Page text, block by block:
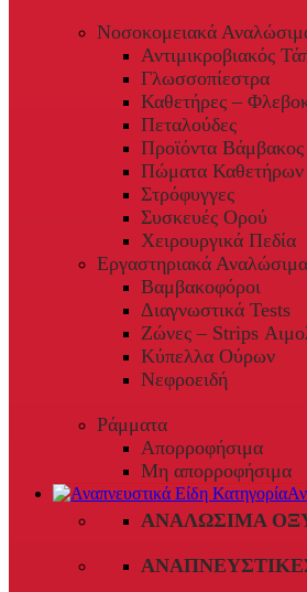
Νοσοκομειακά
Αντιμικροβιακός
Γλωσσοπίεστρα
Καθετήρες –
Πεταλούδες
Προϊόντα Βάμβακος
Πώματα
Στρόφυγγες
Συσκευές Ορού
Χειρουργικά Πεδία
Εργαστηριακά Αναλώσιμα
Βαμβακοφόροι
Διαγνωστικά Tests
Ζώνες – Strips
Κύπελλα Ούρων
Νεφροειδή
Ράμματα
Απορροφήσιμα
Μη απορροφήσιμα
ΑΝΑΛΏΣΙΜΑ